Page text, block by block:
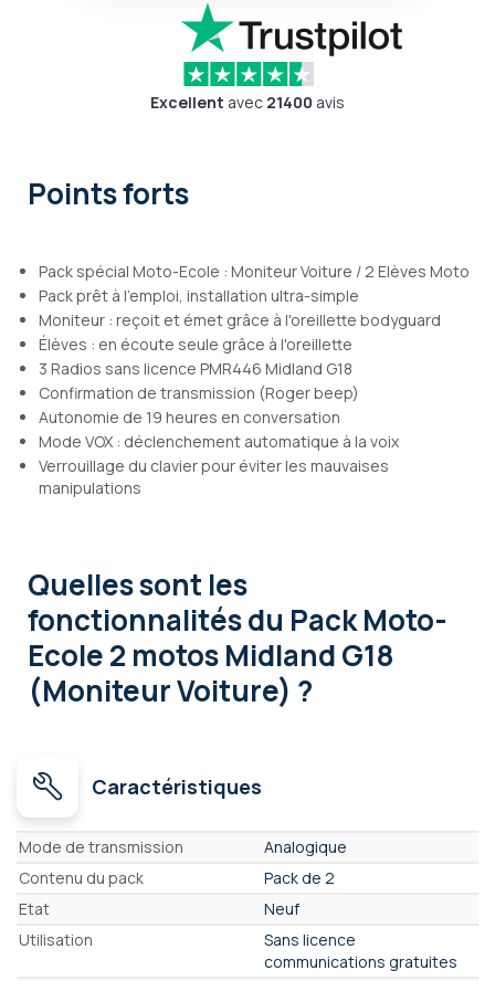
Excellent avec 21400 avis
Points forts
Pack spécial Moto-Ecole : Moniteur Voiture / 2 Elèves Moto
Pack prêt à l'emploi, installation ultra-simple
Moniteur : reçoit et émet grâce à l'oreillette bodyguard
Élèves : en écoute seule grâce à l'oreillette
3 Radios sans licence PMR446 Midland G18
Confirmation de transmission (Roger beep)
Autonomie de 19 heures en conversation
Mode VOX : déclenchement automatique à la voix
Verrouillage du clavier pour éviter les mauvaises
manipulations
Quelles sont les
fonctionnalitésdu Pack Moto-
Ecole 2 motos Midland G18
(Moniteur Voiture) ?
Caractéristiques
Caractéristiques
Mode de transmission
Analogique
Contenu du pack
Pack de 2
Etat
Neuf
Utilisation
Sans licence
communications gratuites